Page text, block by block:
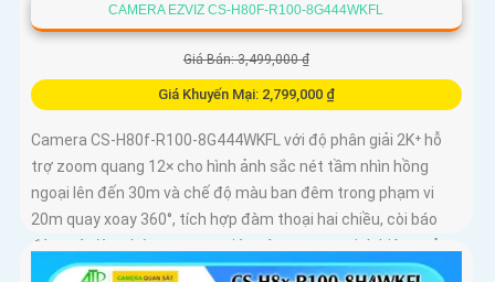
CAMERA EZVIZ CS-H80F-R100-8G444WKFL
Giá Bán: 3,499,000 ₫
Giá Khuyến Mại: 2,799,000 ₫
Camera CS-H80f-R100-8G444WKFL với độ phân giải 2K⁺ hỗ
trợ zoom quang 12× cho hình ảnh sắc nét tầm nhìn hồng
ngoại lên đến 30m và chế độ màu ban đêm trong phạm vi
20m quay xoay 360°, tích hợp đàm thoại hai chiều, còi báo
động và đèn chớp, camera giúp nâng cao an ninh hiệu quả.
Đạt chuẩn IP67 có khả năng chống bụi, nước, đảm bảo hoạt